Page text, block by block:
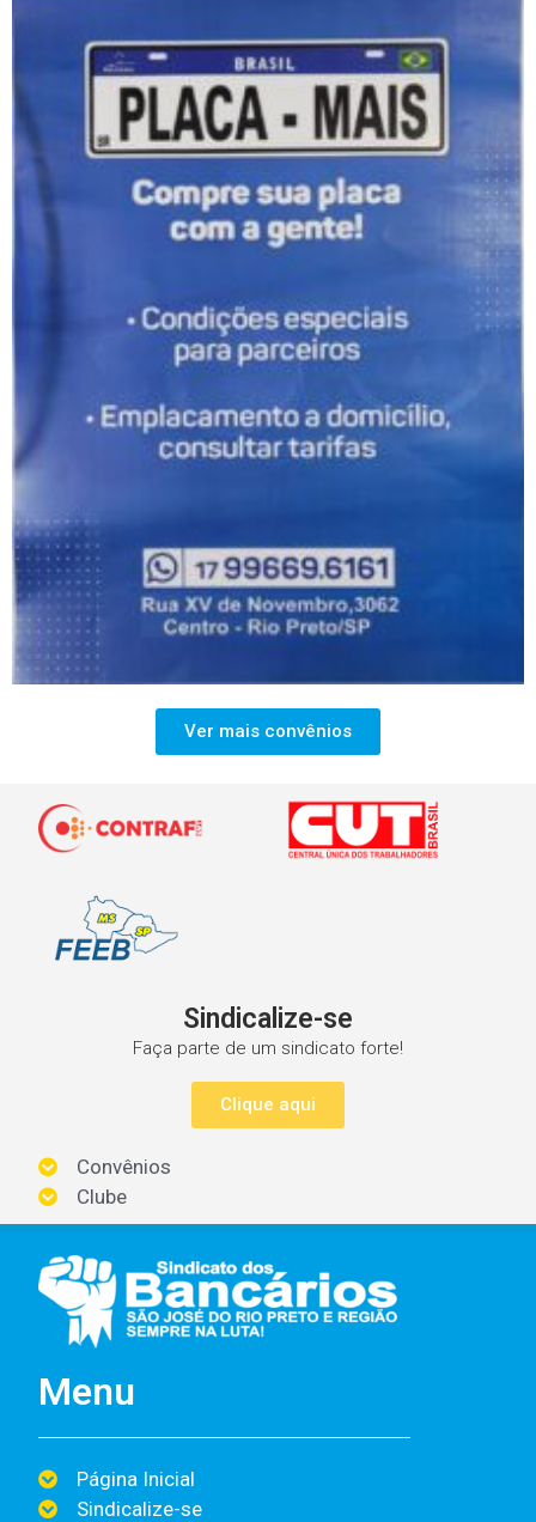
Ver mais convênios
Sindicalize-se
Faça parte de um sindicato forte!
Clique aqui
Convênios
Clube
Menu
Página Inicial
Sindicalize-se